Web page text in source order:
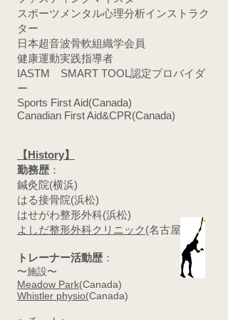
スポーツメンタル心理分析インストラク
ター
日本超音波骨軟組織学会員
健康運動実践指導者
IASTM SMART TOOL認定プロバイダ
ー
Sports First Aid(Canada)
Canadian First Aid&CPR(Canada)
【History】
勤務歴 ：
鍼灸院(横浜)
はる接骨院(浜松)
はせがわ整形外科(浜松)
よしだ整形外科クリニック(名古屋)​
トレーナー活動歴 ：
〜施設〜
Meadow Park(Canada)
Whistler physio(Canada)